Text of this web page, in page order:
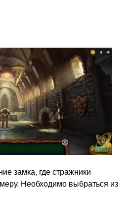
замка, где стражники
Необходимо выбраться из